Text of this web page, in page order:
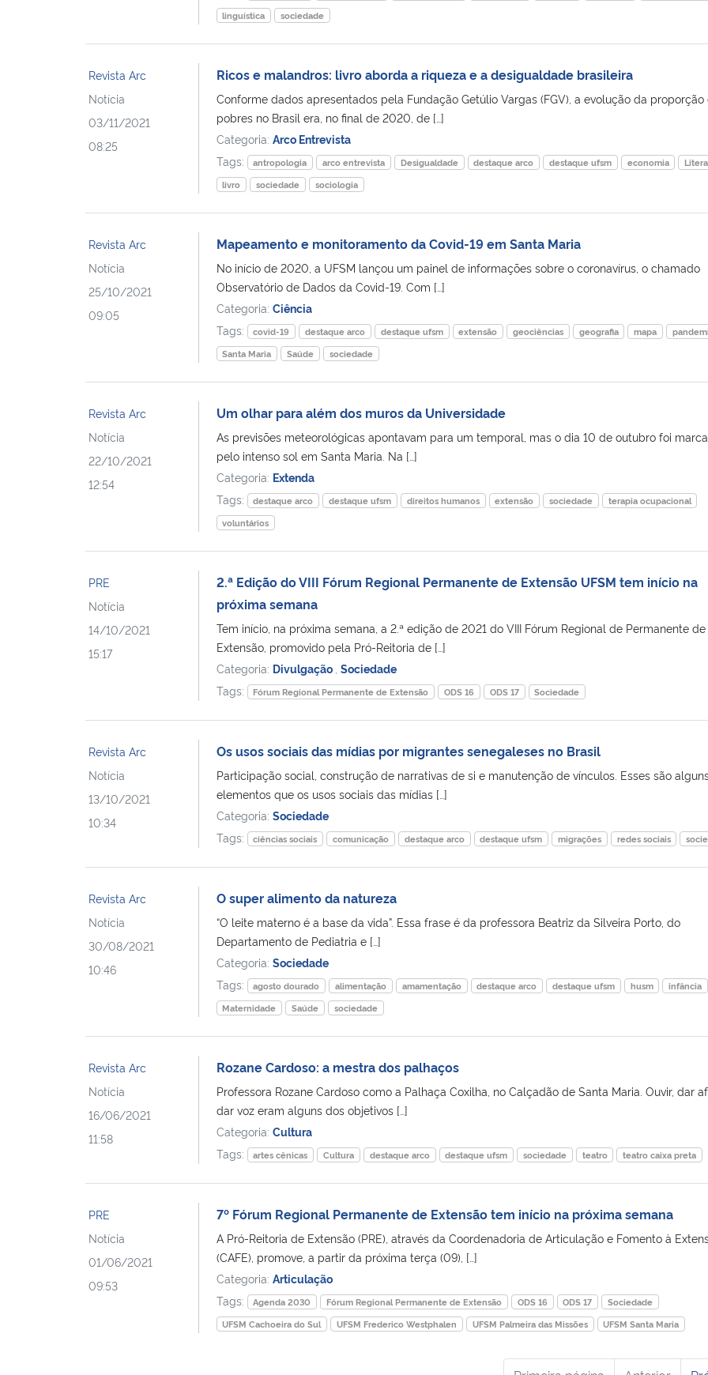
linguística
sociedade
Revista Arc
Notícia
03/11/2021
08:25
Ricos e malandros: livro aborda a riqueza e a desigualdade brasileira
Conforme dados apresentados pela Fundação Getúlio Vargas (FGV), a evolução da proporção
pobres no Brasil era, no final de 2020, de […]
Categoria: Arco Entrevista
Tags:
antropologia arco entrevista Desigualdade destaque arco destaque ufsm economia
livro
sociedade sociologia
Revista Arc
Notícia
25/10/2021
09:05
Mapeamento e monitoramento da Covid-19 em Santa Maria
No início de 2020, a UFSM lançou um painel de informações sobre o coronavírus, o chamado
Observatório de Dados da Covid-19. Com […]
Categoria: Ciência
Tags:
covid-19 destaque arco destaque ufsm extensão geociências geografia mapa
Santa Maria
Saúde sociedade
Revista Arc
Notícia
22/10/2021
12:54
Um olhar para além dos muros da Universidade
As previsões meteorológicas apontavam para um temporal, mas o dia 10 de outubro foi
pelo intenso sol em Santa Maria. Na […]
Categoria: Extenda
Tags:
destaque arco destaque ufsm direitos humanos extensão sociedade
terapia ocupacional
voluntários
PRE
Notícia
14/10/2021
15:17
2.ª Edição do VIII Fórum Regional Permanente de Extensão UFSM tem início na
próxima semana
Tem início, na próxima semana, a 2.ª edição de 2021 do VIII Fórum Regional de Permanente de
Extensão, promovido pela Pró-Reitoria de […]
Categoria: Divulgação Sociedade
Tags:
Fórum Regional Permanente de Extensão ODS 16 ODS 17 Sociedade
Revista Arc
Notícia
13/10/2021
10:34
Os usos sociais das mídias por migrantes senegaleses no Brasil
Participação social, construção de narrativas de si e manutenção de vínculos. Esses são
elementos que os usos sociais das mídias […]
Categoria: Sociedade
Tags:
ciências sociais comunicação destaque arco destaque ufsm migrações redes sociais
Revista Arc
Notícia
30/08/2021
10:46
O super alimento da natureza
“O leite materno é a base da vida”. Essa frase é da professora Beatriz da Silveira Porto, do
Departamento de Pediatria e […]
Categoria: Sociedade
Tags:
agosto dourado alimentação amamentação destaque arco destaque ufsm husm
infância
Maternidade
Saúde sociedade
Revista Arc
Notícia
16/06/2021
11:58
Rozane Cardoso: a mestra dos palhaços
Professora Rozane Cardoso como a Palhaça Coxilha, no Calçadão de Santa Maria. Ouvir, dar
dar voz eram alguns dos objetivos […]
Categoria: Cultura
Tags:
artes cênicas Cultura destaque arco destaque ufsm sociedade teatro teatro caixa preta
PRE
Notícia
01/06/2021
09:53
7º Fórum Regional Permanente de Extensão tem início na próxima semana
A Pró-Reitoria de Extensão (PRE), através da Coordenadoria de Articulação e Fomento à
(CAFE), promove, a partir da próxima terça (09), […]
Categoria: Articulação
Tags:
Agenda 2030 Fórum Regional Permanente de Extensão ODS 16 ODS 17
Sociedade
UFSM Cachoeira do Sul
UFSM Frederico Westphalen UFSM Palmeira das Missões UFSM Santa Maria